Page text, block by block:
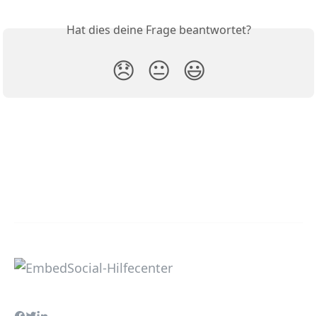
Hat dies deine Frage beantwortet?
😞 😐 😃